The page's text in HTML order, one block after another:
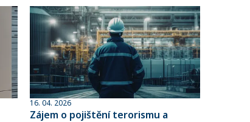
16. 04. 2026
Zájem o pojištění terorismu a